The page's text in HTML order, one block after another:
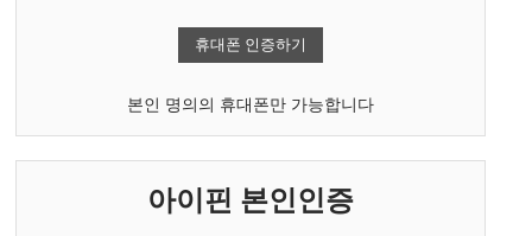
휴대폰 인증하기
본인 명의의 휴대폰만 가능합니다
아이핀 본인인증